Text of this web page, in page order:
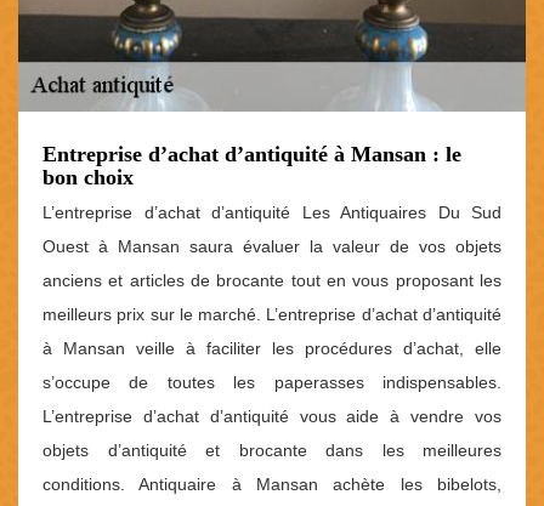
Entreprise d’achat d’antiquité à Mansan : le
bon choix
L’entreprise d’achat d’antiquité Les Antiquaires Du Sud
Ouest à Mansan saura évaluer la valeur de vos objets
anciens et articles de brocante tout en vous proposant les
meilleurs prix sur le marché. L’entreprise d’achat d’antiquité
à Mansan veille à faciliter les procédures d’achat, elle
s’occupe de toutes les paperasses indispensables.
L’entreprise d’achat d’antiquité vous aide à vendre vos
objets d’antiquité et brocante dans les meilleures
conditions. Antiquaire à Mansan achète les bibelots,